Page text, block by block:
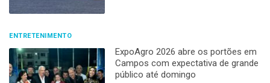
ENTRETENIMENTO
ExpoAgro 2026 abre os portões em
Campos com expectativa de grande
público até domingo